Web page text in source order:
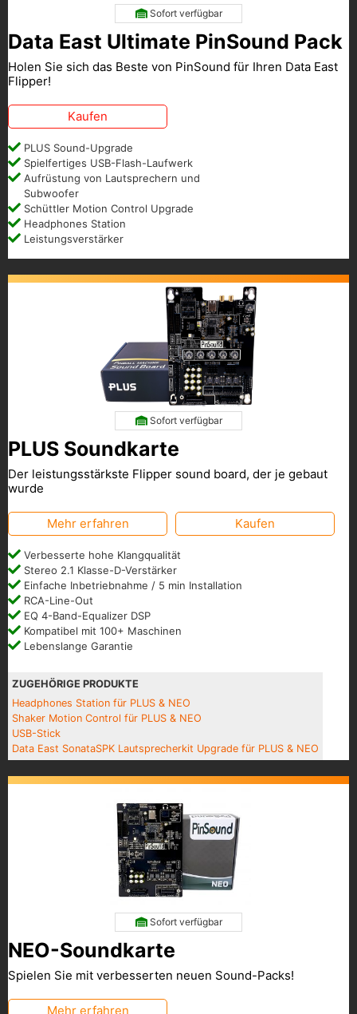
Sofort verfügbar
Data East Ultimate PinSound Pack
Holen Sie sich das Beste von PinSound für Ihren Data East
Flipper!
Kaufen
PLUS Sound-Upgrade
Spielfertiges USB-Flash-Laufwerk
Aufrüstung von Lautsprechern und
Subwoofer
Schüttler Motion Control Upgrade
Headphones Station
Leistungsverstärker
Sofort verfügbar
PLUS Soundkarte
Der leistungsstärkste Flipper sound board, der je gebaut
wurde
Mehr erfahren Kaufen
Verbesserte hohe Klangqualität
Stereo 2.1 Klasse-D-Verstärker
Einfache Inbetriebnahme / 5 min Installation
RCA-Line-Out
EQ 4-Band-Equalizer DSP
Kompatibel mit 100+ Maschinen
Lebenslange Garantie
ZUGEHÖRIGE PRODUKTE
Headphones Station für PLUS & NEO
Shaker Motion Control für PLUS & NEO
USB-Stick
Data East SonataSPK Lautsprecherkit Upgrade für PLUS & NEO
Sofort verfügbar
NEO-Soundkarte
Spielen Sie mit verbesserten neuen Sound-Packs!
Mehr erfahren